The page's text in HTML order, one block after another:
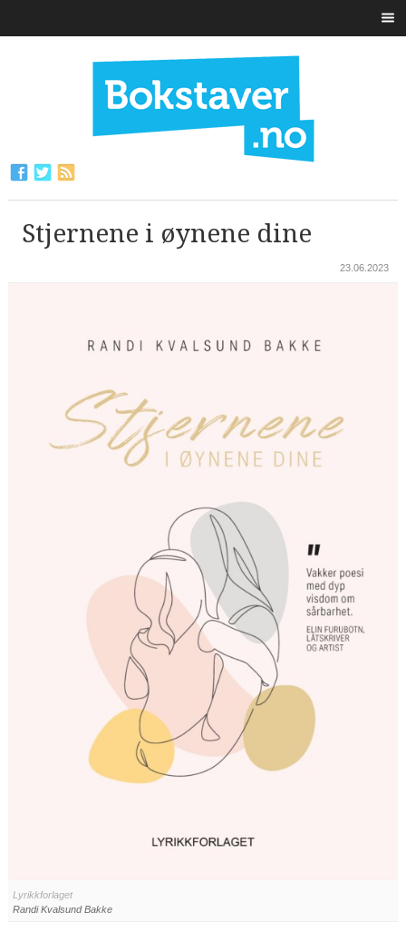
Stjernene i øynene dine
23.06.2023
Lyrikkforlaget
Randi Kvalsund Bakke